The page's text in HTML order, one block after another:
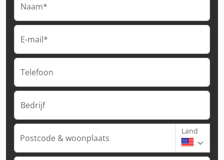
Naam*
E-mail*
Telefoon
Bedrijf
Postcode & woonplaats
Land